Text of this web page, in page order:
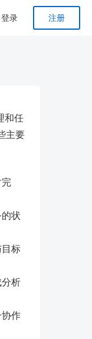
登录 注册
和任
主要
状
标
析
作